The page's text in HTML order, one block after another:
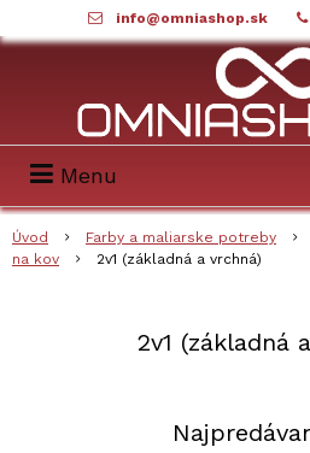
info@omniashop.sk
Menu
Úvod Farby a maliarske potreby
na kov
2v1 (základná a vrchná)
2v1 (základná